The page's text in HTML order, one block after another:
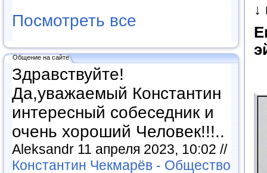
Посмотреть все
Общение на сайте
Здравствуйте!
Да,уважаемый Константин
интересный собеседник и
очень хороший Человек!!!..
Aleksandr 11 апреля 2023, 10:02 //
Константин Чекмарёв - Общество